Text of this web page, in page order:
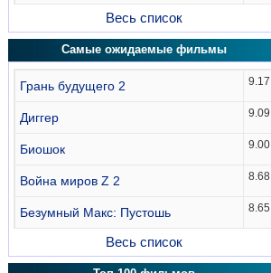
Весь список
Самые ожидаемые фильмы
Грань будущего 2 9.17
Диггер 9.09
Биошок 9.00
Война миров Z 2 8.68
Безумный Макс: Пустошь 8.65
Весь список